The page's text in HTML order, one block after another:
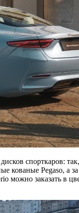
спорткаров:
кованые Pegaso,
можно заказать в